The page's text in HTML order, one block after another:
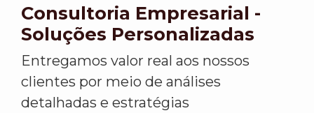
Consultoria Empresarial -
Soluções Personalizadas
Entregamos valor real aos nossos
clientes por meio de análises
detalhadas e estratégias